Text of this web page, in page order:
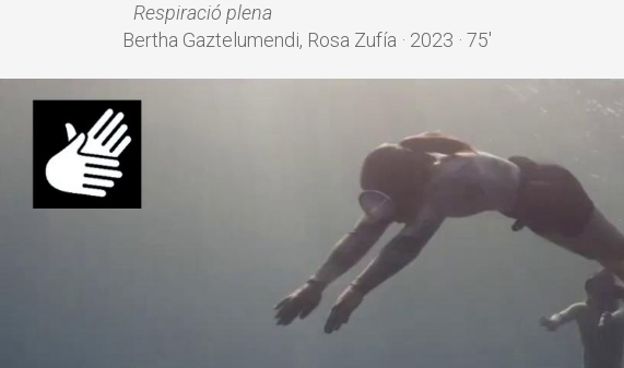
Respiració plena
Bertha Gaztelumendi, Rosa Zufía · 2023 · 75'